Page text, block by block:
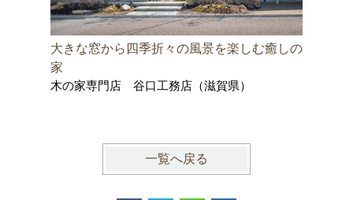
大きな窓から四季折々の風景を楽しむ癒しの
家
木の家専門店 谷口工務店（滋賀県）
一覧へ戻る